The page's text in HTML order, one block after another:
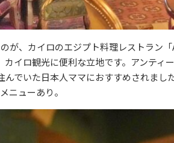
が、カイロのエジプト料理レストラン
カイロ観光に便利な立地です。アンティ
んでいた日本人ママにおすすめされまし
ニューあり。